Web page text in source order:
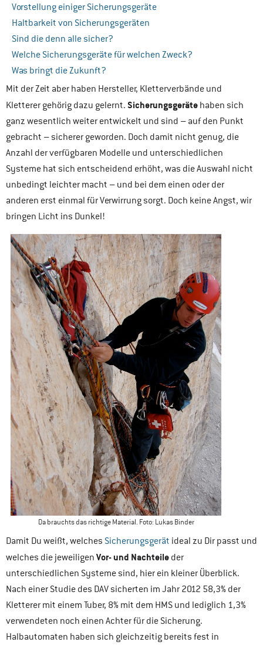
Vorstellung einiger Sicherungsgeräte
Haltbarkeit von Sicherungsgeräten
Sind die denn alle sicher?
Welche Sicherungsgeräte für welchen Zweck?
Was bringt die Zukunft?
Mit der Zeit aber haben Hersteller, Kletterverbände und
Kletterer gehörig dazu gelernt. Sicherungsgeräte haben sich
ganz wesentlich weiter entwickelt und sind – auf den Punkt
gebracht – sicherer geworden. Doch damit nicht genug, die
Anzahl der verfügbaren Modelle und unterschiedlichen
Systeme hat sich entscheidend erhöht, was die Auswahl nicht
unbedingt leichter macht – und bei dem einen oder der
anderen erst einmal für Verwirrung sorgt. Doch keine Angst, wir
bringen Licht ins Dunkel!
Da brauchts das richtige Material. Foto: Lukas Binder
Damit Du weißt, welches Sicherungsgerät ideal zu Dir passt und
welches die jeweiligen Vor- und Nachteile der
unterschiedlichen Systeme sind, hier ein kleiner Überblick.
Nach einer Studie des DAV sicherten im Jahr 2012 58,3% der
Kletterer mit einem Tuber, 8% mit dem HMS und lediglich 1,3%
verwendeten noch einen Achter für die Sicherung.
Halbautomaten haben sich gleichzeitig bereits fest in